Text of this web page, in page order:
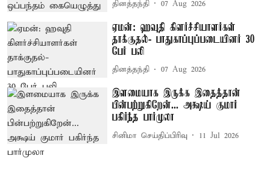
தினத்தந்தி 07 Aug 2026
ஏமன்: ஹவுதி கிளர்ச்சியாளர்கள்
தாக்குதல்- பாதுகாப்புப்படையினர் 30
பேர் பலி
தினத்தந்தி 07 Aug 2026
இளமையாக இருக்க இதைத்தான்
பின்பற்றுகிறேன்... அக்ஷய் குமார்
பகிர்ந்த பார்முலா
சினிமா செய்திப்பிரிவு 11 Jul 2026